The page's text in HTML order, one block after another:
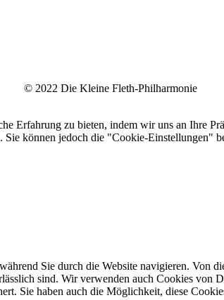
© 2022 Die Kleine Fleth-Philharmonie
Erfahrung zu bieten, indem wir uns an Ihre
können jedoch die "Cookie-Einstellungen"
Sie durch die Website navigieren. Von
sind. Wir verwenden auch Cookies von
Sie haben auch die Möglichkeit, diese